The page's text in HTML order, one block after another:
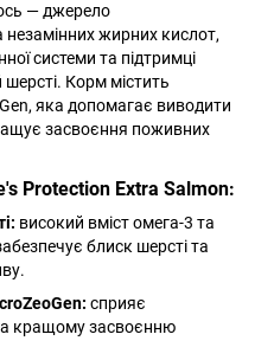
— джерело
незамінних жирних кислот,
системи та підтримці
Корм містить
яка допомагає виводити
засвоєння поживних
Protection Extra Salmon:
високий вміст омега-3 та
блиск шерсті та
сприяє
кращому засвоєнню